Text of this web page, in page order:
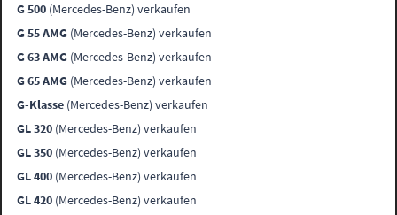
G 500 (Mercedes-Benz) verkaufen
G 55 AMG (Mercedes-Benz) verkaufen
G 63 AMG (Mercedes-Benz) verkaufen
G 65 AMG (Mercedes-Benz) verkaufen
G-Klasse (Mercedes-Benz) verkaufen
GL 320 (Mercedes-Benz) verkaufen
GL 350 (Mercedes-Benz) verkaufen
GL 400 (Mercedes-Benz) verkaufen
GL 420 (Mercedes-Benz) verkaufen